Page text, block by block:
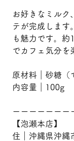
お好きなミルク
テが完成します
も魅力です。
でカフェ気分を
原材料｜砂糖（
内容量｜100g
ーーーーーーー
【泡瀬本店】
住｜沖縄県沖